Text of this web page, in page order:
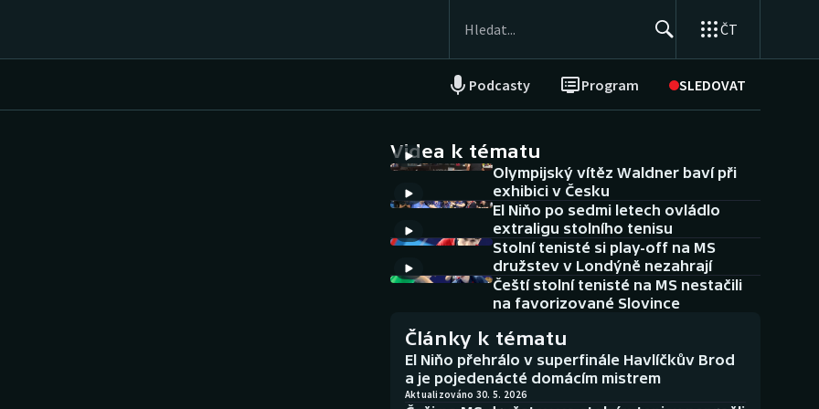
ČT
Podcasty Program SLEDOVAT
NEPŘEHLÉDNĚTE
Historické návraty
Aplikace ČT sport
AZ kvíz
Videa k tématu
Olympijský vítěz Waldner baví při
exhibici v Česku
El Niňo po sedmi letech ovládlo
extraligu stolního tenisu
Stolní tenisté si play-off na MS
družstev v Londýně nezahrají
Čeští stolní tenisté na MS nestačili
na favorizované Slovince
Články k tématu
El Niňo přehrálo v superfinále Havlíčkův Brod
a je pojedenácté domácím mistrem
Aktualizováno 30. 5. 2026